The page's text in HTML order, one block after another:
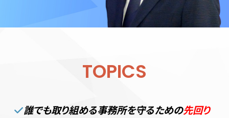
TOPICS
誰でも取り組める事務所を守るための先回り